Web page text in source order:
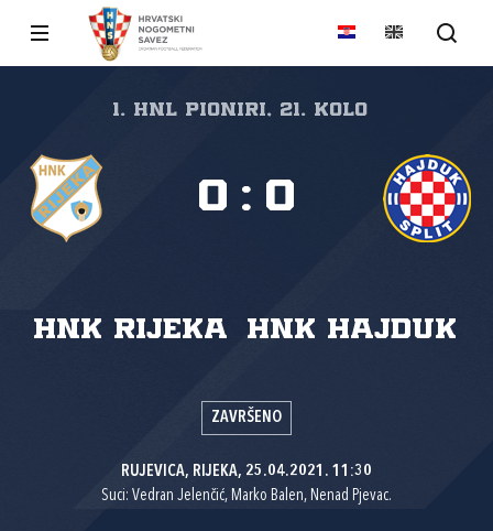
1. HNL Pioniri, 21. kolo
HNK Rijeka HNK Hajduk
0 : 0
ZAVRŠENO
RUJEVICA, RIJEKA, 25.04.2021. 11:30
Suci: Vedran Jelenčić, Marko Balen, Nenad Pjevac.